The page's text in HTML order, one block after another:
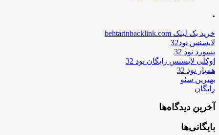
.
خرید بک لینک behtarinbacklink.com
لایسنس نود32
پسورد نود 32
اوکلی لایسنس رایگان نود 32
همیار نود 32
بهترین سئو
رایگان
آخرین دیدگاه‌ها
بایگانی‌ها